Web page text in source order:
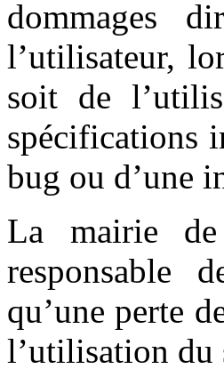
dommages
l’utilisateur,
soit de
spécifications
bug ou d’une
La mairie
responsable
qu’une perte
l’utilisation du